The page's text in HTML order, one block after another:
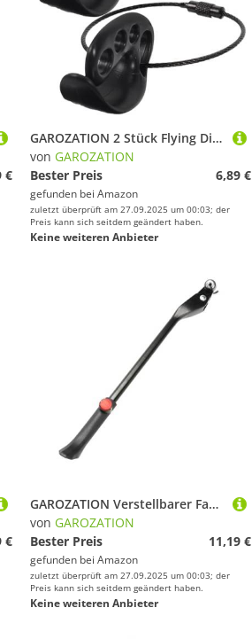
€
GAROZATION 2 Stück Flying Disc Clips aus Kunststoff und Metall Langlebige Tragbare Flugscheiben Klemmen für Outdoor Sport Praktischer Disc Carrier Geeignet für Verschiedene Schwarz
von GAROZATION
Bester Preis
6,89 €
gefunden bei Amazon
zuletzt überprüft am 27.09.2025 um 00:03; der
Preis kann sich seitdem geändert haben.
Keine weiteren Anbieter
€
GAROZATION Verstellbarer Fahrradständer aus Langlebiger Aluminiumlegierung Schnell Anpassbarer Seiten Kickstand für Mountainbikes und Cityräder Stabile Halterung mit Multifunktionaler
von GAROZATION
Bester Preis
11,19 €
gefunden bei Amazon
zuletzt überprüft am 27.09.2025 um 00:03; der
Preis kann sich seitdem geändert haben.
Keine weiteren Anbieter